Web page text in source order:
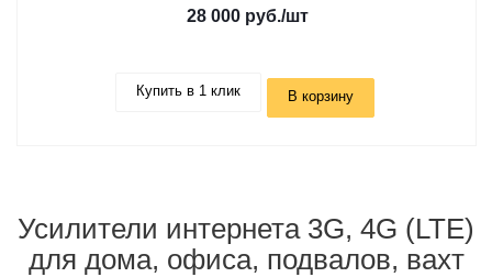
28 000 руб./шт
Купить в 1 клик В корзину
Усилители интернета 3G, 4G (LTE)
для дома, офиса, подвалов, вахт